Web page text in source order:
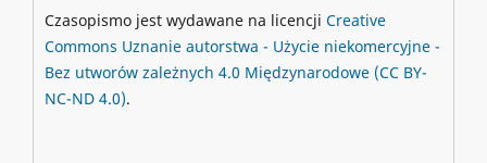
Czasopismo jest wydawane na licencji Creative
Commons Uznanie autorstwa - Użycie niekomercyjne -
Bez utworów zależnych 4.0 Międzynarodowe (CC BY-
NC-ND 4.0).